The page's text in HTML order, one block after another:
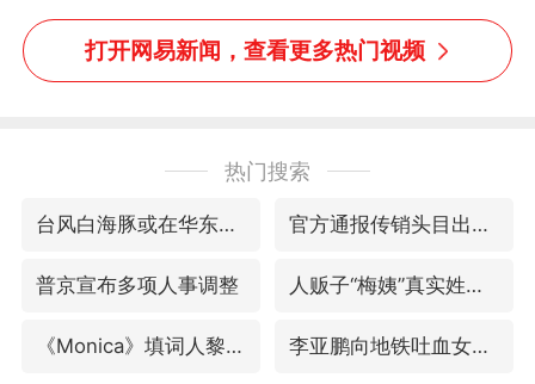
捕食鲑鱼全程
燃香烟 当事人：已报警
处理
打开网易新闻，查看更多热门视频
热门搜索
台风白海豚或在华东沿海登陆 官方通报传销头目出狱办书院
普京宣布多项人事调整 人贩子“梅姨”真实姓名曝光
《Monica》填词人黎彼得去世 李亚鹏向地铁吐血女孩捐99999元